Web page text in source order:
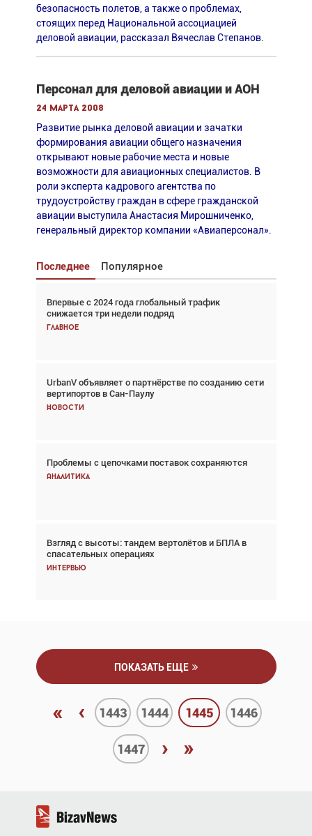
безопасность полетов, а также о проблемах,
стоящих перед Национальной ассоциацией
деловой авиации, рассказал Вячеслав Степанов.
Персонал для деловой авиации и АОН
24 марта 2008
Развитие рынка деловой авиации и зачатки
формирования авиации общего назначения
открывают новые рабочие места и новые
возможности для авиационных специалистов. В
роли эксперта кадрового агентства по
трудоустройству граждан в сфере гражданской
авиации выступила Анастасия Мирошниченко,
генеральный директор компании «Авиаперсонал».
Последнее Популярное
Впервые с 2024 года глобальный трафик
снижается три недели подряд
Главное
UrbanV объявляет о партнёрстве по созданию сети
вертипортов в Сан-Паулу
Новости
Проблемы с цепочками поставок сохраняются
Аналитика
Взгляд с высоты: тандем вертолётов и БПЛА в
спасательных операциях
Интервью
Взгляд с высоты: тандем вертолётов и БПЛА в
спасательных операциях
Главное
Авиационный фотограф Дэйв Кох: «Фотография
говорит сама за себя... а ИИ всё портит»
Новости
Впервые с 2024 года глобальный трафик
снижается три недели подряд
Частный самолёт – это актив. Подходите к
покупке соответствующим образом
Интервью
ПОКАЗАТЬ ЕЩЕ
« ‹ 1443 1444 1445 1446
1447 › »